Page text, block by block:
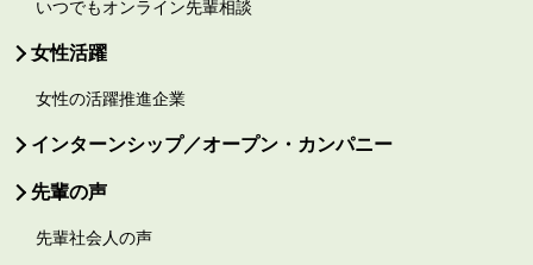
いつでもオンライン先輩相談
女性活躍
女性の活躍推進企業
インターンシップ／オープン・カンパニー
先輩の声
先輩社会人の声